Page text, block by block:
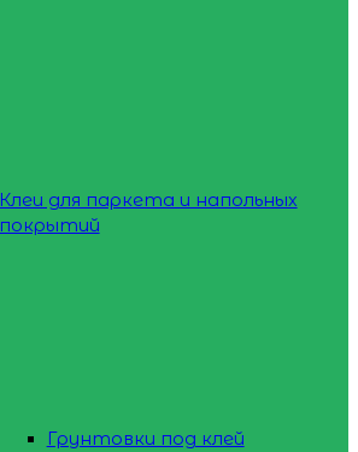
Клеи для паркета и напольных
покрытий
Грунтовки под клей